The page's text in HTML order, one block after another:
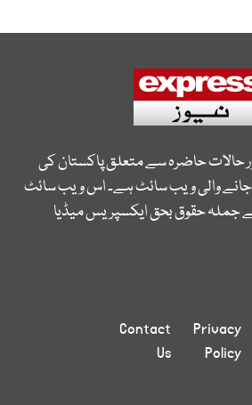
حالات حاضرہ سے متعلق پاکستان کی
والی ویب سائٹ ہے۔ اس ویب سائٹ
جملہ حقوق بحق ایکسپریس میڈیا
Privacy
Policy
Contact
Us